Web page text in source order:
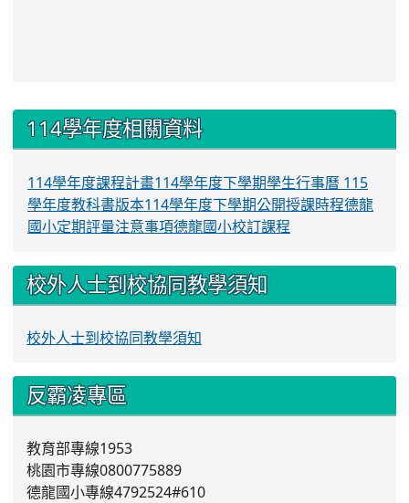
::: 114學年度相關資料
114學年度課程計畫114學年度下學期學生行事曆 115
學年度教科書版本114學年度下學期公開授課時程德龍
國小定期評量注意事項德龍國小校訂課程
校外人士到校協同教學須知
校外人士到校協同教學須知
反霸凌專區
教育部專線1953
桃園市專線0800775889
德龍國小專線4792524#610